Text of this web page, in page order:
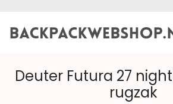
Deuter Futura 27
rugzak